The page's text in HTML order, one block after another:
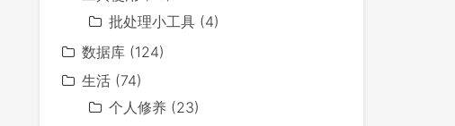
批处理小工具 (4)
数据库 (124)
生活 (74)
个人修养 (23)